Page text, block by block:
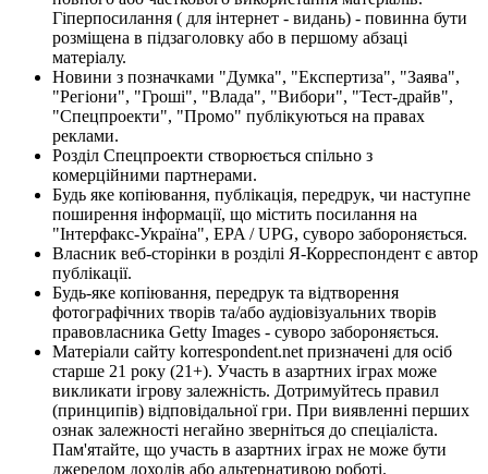
Гіперпосилання ( для інтернет - видань) - повинна бути
розміщена в підзаголовку або в першому абзаці
матеріалу.
Новини з позначками "Думка", "Експертиза", "Заява",
"Регіони", "Гроші", "Влада", "Вибори", "Тест-драйв",
"Спецпроекти", "Промо" публікуються на правах
реклами.
Розділ Спецпроекти створюється спільно з
комерційними партнерами.
Будь яке копіювання, публікація, передрук, чи наступне
поширення інформації, що містить посилання на
"Інтерфакс-Україна", EPA / UPG, суворо забороняється.
Власник веб-сторінки в розділі Я-Корреспондент є автор
публікації.
Будь-яке копіювання, передрук та відтворення
фотографічних творів та/або аудіовізуальних творів
правовласника Getty Images - суворо забороняється.
Матеріали сайту korrespondent.net призначені для осіб
старше 21 року (21+). Участь в азартних іграх може
викликати ігрову залежність. Дотримуйтесь правил
(принципів) відповідальної гри. При виявленні перших
ознак залежності негайно зверніться до спеціаліста.
Пам'ятайте, що участь в азартних іграх не може бути
джерелом доходів або альтернативою роботі.